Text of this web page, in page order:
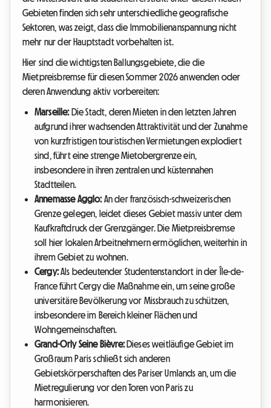
Gebieten finden sich sehr unterschiedliche geografische
Sektoren, was zeigt, dass die Immobilienanspannung nicht
mehr nur der Hauptstadt vorbehalten ist.
Hier sind die wichtigsten Ballungsgebiete, die die
Mietpreisbremse für diesen Sommer 2026 anwenden oder
deren Anwendung aktiv vorbereiten:
Marseille:Die Stadt, deren Mieten in den letzten Jahren
aufgrund ihrer wachsenden Attraktivität und der Zunahme
von kurzfristigen touristischen Vermietungen explodiert
sind, führt eine strenge Mietobergrenze ein,
insbesondere in ihren zentralen und küstennahen
Stadtteilen.
Annemasse Agglo:An der französisch-schweizerischen
Grenze gelegen, leidet dieses Gebiet massiv unter dem
Kaufkraftdruck der Grenzgänger. Die Mietpreisbremse
soll hier lokalen Arbeitnehmern ermöglichen, weiterhin in
ihrem Gebiet zu wohnen.
Cergy:Als bedeutender Studentenstandort in der Île-de-
France führt Cergy die Maßnahme ein, um seine große
universitäre Bevölkerung vor Missbrauch zu schützen,
insbesondere im Bereich kleiner Flächen und
Wohngemeinschaften.
Grand-Orly Seine Bièvre:Dieses weitläufige Gebiet im
Großraum Paris schließt sich anderen
Gebietskörperschaften des Pariser Umlands an, um die
Mietregulierung vor den Toren von Paris zu
harmonisieren.